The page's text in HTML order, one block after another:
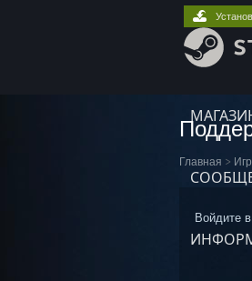
Главная >
Войдите